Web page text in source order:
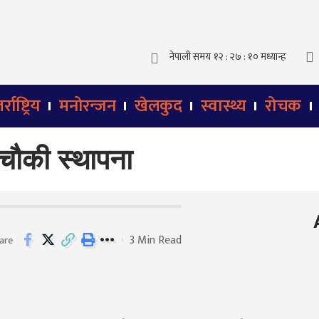
मनोरन्जन खेलकुद स्वास्थ्य रोचक
स्थापना
3 Min Read